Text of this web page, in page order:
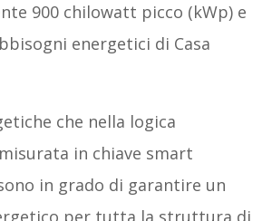
900 chilowatt picco (kWp) e
energetici di Casa
che nella logica
in chiave smart
in grado di garantire un
per tutta la struttura di